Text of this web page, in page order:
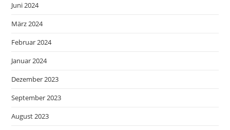
Juni 2024
März 2024
Februar 2024
Januar 2024
Dezember 2023
September 2023
August 2023